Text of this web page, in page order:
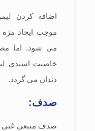
اضافه کردن
می شود. اما
خاصیت اسیدی
دندان می گردد.
صدف:
صدف منبعی غنی